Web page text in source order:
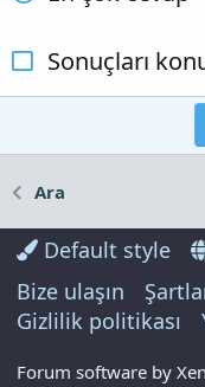
Sonuçları
Ara
Default style
Bize ulaşın
Gizlilik politikası
Forum software by